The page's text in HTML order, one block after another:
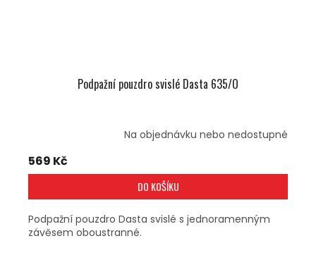
Podpažní pouzdro svislé Dasta 635/O
Na objednávku nebo nedostupné
569 Kč
DO KOŠÍKU
Podpažní pouzdro Dasta svislé s jednoramenným
závěsem oboustranné.